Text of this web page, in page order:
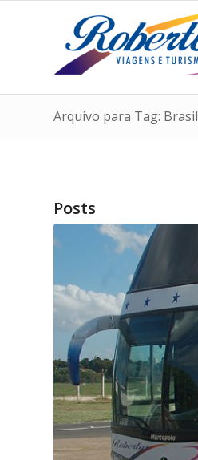
Arquivo para Tag: Brasil
Posts